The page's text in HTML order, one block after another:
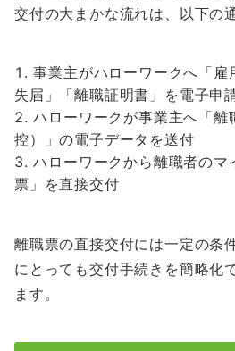
交付の大まかな流れは、以下の
事業主がハローワークへ「雇
失届」「離職証明書」を電子申
ハローワークが事業主へ「離
控）」の電子データを送付
ハローワークから離職者のマ
票」を直接交付
離職票の直接交付には一定の条
にとっても交付手続きを簡略化
ます。